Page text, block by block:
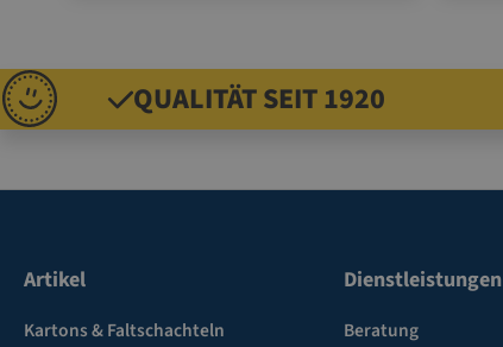
QUALITÄT SEIT 1920
Artikel
Kartons & Faltschachteln
Dienstleistungen
Beratung